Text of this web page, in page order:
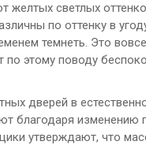
светлых
по оттенку в
темнеть. Это
этому поводу
дверей в
благодаря изменению
утверждают, что